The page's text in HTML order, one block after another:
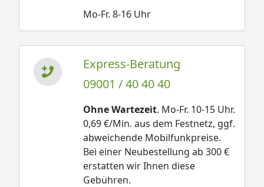
Mo-Fr. 8-16 Uhr
Express-Beratung
09001 / 40 40 40
Ohne Wartezeit. Mo-Fr. 10-15 Uhr.
0,69 €/Min. aus dem Festnetz, ggf.
abweichende Mobilfunkpreise.
Bei einer Neubestellung ab 300 €
erstatten wir Ihnen diese
Gebühren.